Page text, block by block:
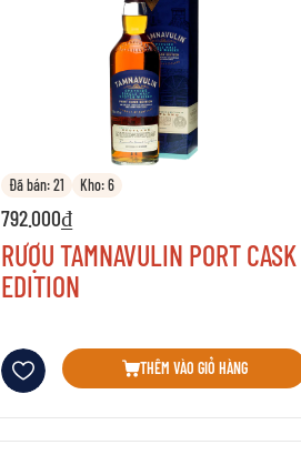
Đã bán: 21 Kho: 6
792.000₫
RƯỢU TAMNAVULIN PORT CASK
EDITION
Thêm vào danh sách yêu thích
THÊM VÀO GIỎ HÀNG